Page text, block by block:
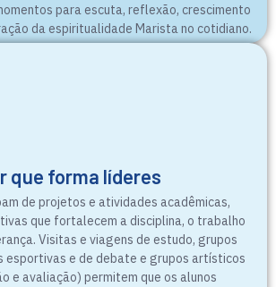
para escuta, reflexão, crescimento
da espiritualidade Marista no cotidiano.
que forma líderes
de projetos e atividades acadêmicas,
que fortalecem a disciplina, o trabalho
Visitas e viagens de estudo, grupos
esportivas e de debate e grupos artísticos
e avaliação) permitem que os alunos